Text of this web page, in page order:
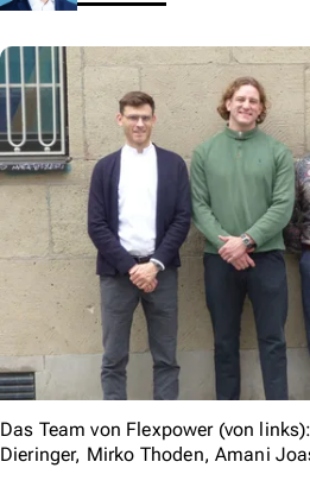
Das Team von Flexpower (von
Dieringer, Mirko Thoden, Amani